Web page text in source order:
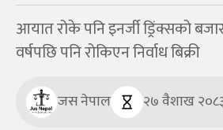
आयात रोके पनि इनर्जी ड्रिंक्सको
वर्षपछि पनि रोकिएन निर्वाध बिक्री
जस नेपाल २७ वैशाख